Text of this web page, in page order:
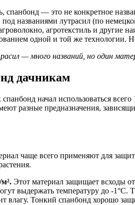
спанбонд — это не конкретное
названиями лутрасил (по
агротекстиль и другие
одной и той же технологии.
— много названий, но один
дачникам
начал использоваться
разные предназначения,
чаще всего применяют для
Этот материал защищает всходы
выдержать температуру до -
влагу. Тонкий спанбонд хорошо